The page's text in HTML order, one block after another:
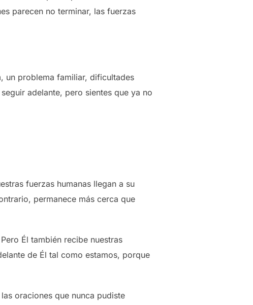
parecen no terminar, las fuerzas
un problema familiar, dificultades
adelante, pero sientes que ya no
fuerzas humanas llegan a su
permanece más cerca que
Él también recibe nuestras
de Él tal como estamos, porque
oraciones que nunca pudiste